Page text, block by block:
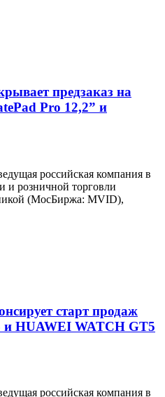
предзаказ на
Pro 12,2” и
российская компания в
и розничной торговли
(МосБиржа: MVID),
старт продаж
HUAWEI WATCH GT5
российская компания в